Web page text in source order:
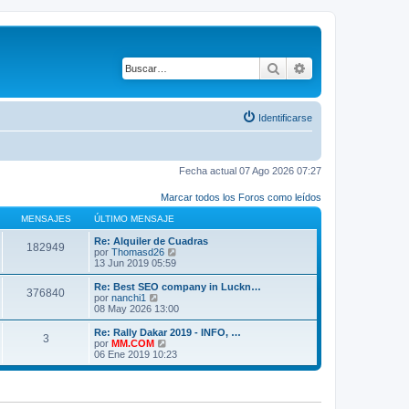
Buscar
Identificarse
Fecha actual 07 Ago 2026 07:27
Marcar todos los Foros como leídos
MENSAJES ÚLTIMO MENSAJE
182949
Re: Alquiler de Cuadras
por Thomasd26
r
ú
t
m
o
n
j
13 Jun 2019 05:59
376840
Re: Best SEO company in Luckn…
por nanchi1
e
r
ú
l
t
m
e
08 May 2026 13:00
3
Re: Rally Dakar 2019 - INFO, …
por MM.COM
e
r
06 Ene 2019 10:23